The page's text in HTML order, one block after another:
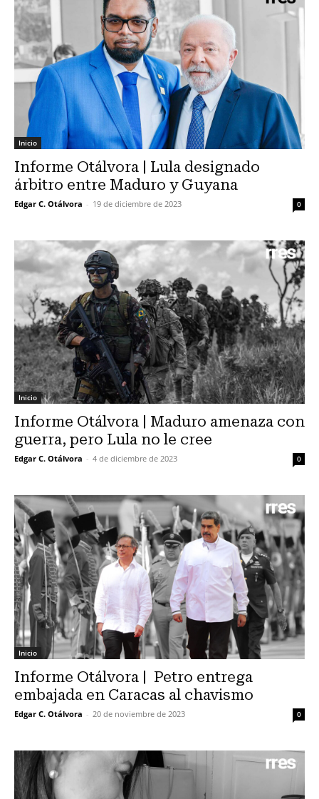
Inicio
Informe Otálvora | Lula designado
árbitro entre Maduro y Guyana
Edgar C. Otálvora - 19 de diciembre de 2023 0
Inicio
Informe Otálvora | Maduro amenaza con
guerra, pero Lula no le cree
Edgar C. Otálvora - 4 de diciembre de 2023 0
Inicio
Informe Otálvora | Petro entrega
embajada en Caracas al chavismo
Edgar C. Otálvora - 20 de noviembre de 2023 0